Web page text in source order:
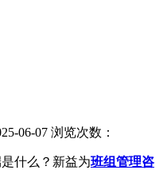
06-07 浏览次数：
什么？新益为班组管理咨